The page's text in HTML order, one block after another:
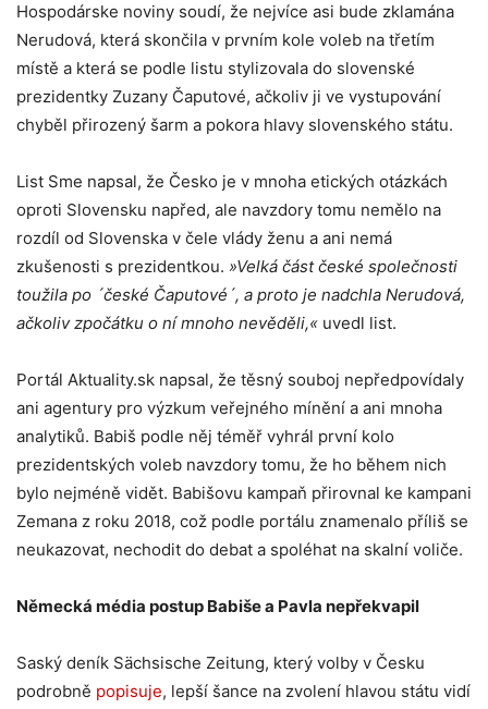
Hospodárske noviny soudí, že nejvíce asi bude zklamána
Nerudová, která skončila v prvním kole voleb na třetím
místě a která se podle listu stylizovala do slovenské
prezidentky Zuzany Čaputové, ačkoliv ji ve vystupování
chyběl přirozený šarm a pokora hlavy slovenského státu.
List Sme napsal, že Česko je v mnoha etických otázkách
oproti Slovensku napřed, ale navzdory tomu nemělo na
rozdíl od Slovenska v čele vlády ženu a ani nemá
zkušenosti s prezidentkou. »Velká část české společnosti
toužila po ´české Čaputové´, a proto je nadchla Nerudová,
ačkoliv zpočátku o ní mnoho nevěděli,« uvedl list.
Portál Aktuality.sk napsal, že těsný souboj nepředpovídaly
ani agentury pro výzkum veřejného mínění a ani mnoha
analytiků. Babiš podle něj téměř vyhrál první kolo
prezidentských voleb navzdory tomu, že ho během nich
bylo nejméně vidět. Babišovu kampaň přirovnal ke kampani
Zemana z roku 2018, což podle portálu znamenalo příliš se
neukazovat, nechodit do debat a spoléhat na skalní voliče.
Německá média postup Babiše a Pavla nepřekvapil
Saský deník Sächsische Zeitung, který volby v Česku
podrobně popisuje, lepší šance na zvolení hlavou státu vidí